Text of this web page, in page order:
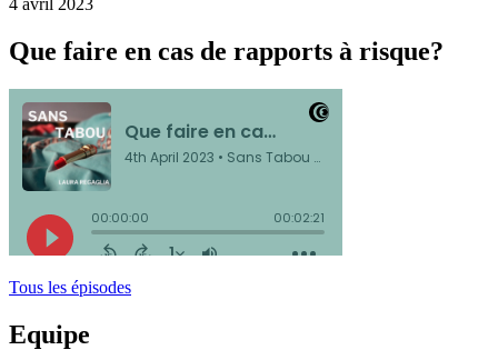
Que faire en cas de rapports à risque?
Tous les épisodes
Equipe